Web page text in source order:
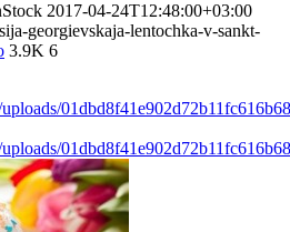
2017-04-24T12:48:00+03:00
georgievskaja-lentochka-v-sankt-
3.9K 6